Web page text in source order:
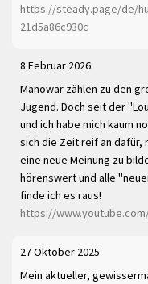
https://steady.page/de/
21d5a86c930c
8 Februar 2026
Manowar zählen zu den
Jugend. Doch seit der
und ich habe mich kaum
sich die Zeit reif an dafür,
eine neue Meinung zu
hörenswert und alle
finde ich es raus!
https://
27 Oktober 2025
Mein aktueller,